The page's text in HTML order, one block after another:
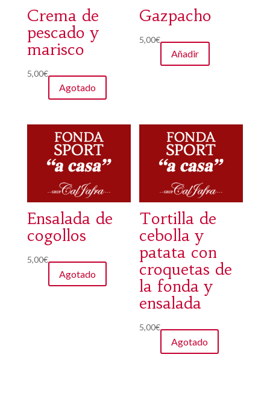
Crema de
pescado y
marisco
5,00€
Agotado
Gazpacho
5,00€
Añadir
Ensalada de
cogollos
5,00€
Agotado
Tortilla de
cebolla y
patata con
croquetas de
la fonda y
ensalada
5,00€
Agotado